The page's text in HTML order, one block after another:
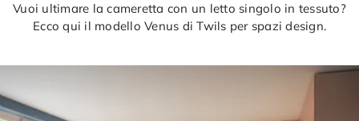
Vuoi ultimare la cameretta con un letto singolo in tessuto?
Ecco qui il modello Venus di Twils per spazi design.